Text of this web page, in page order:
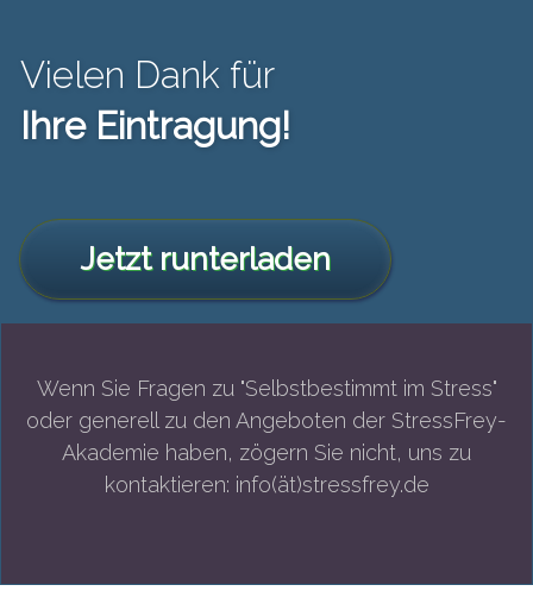
Vielen Dank für
Ihre Eintragung!
Jetzt runterladen
Wenn Sie Fragen zu "Selbstbestimmt im Stress"
oder generell zu den Angeboten der StressFrey-
Akademie haben, zögern Sie nicht, uns zu
kontaktieren: info(ät)stressfrey.de